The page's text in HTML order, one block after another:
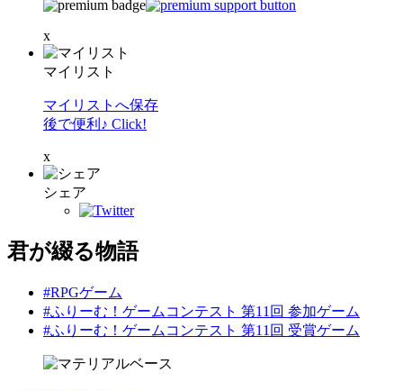
x
マイリスト
マイリストへ保存
後で便利♪ Click!
x
シェア
君が綴る物語
#RPGゲーム
#ふりーむ！ゲームコンテスト 第11回 参加ゲーム
#ふりーむ！ゲームコンテスト 第11回 受賞ゲーム